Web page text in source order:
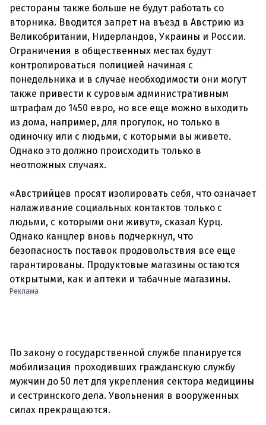
рестораны также больше не будут работать со
вторника. Вводится запрет на въезд в Австрию из
Великобритании, Нидерландов, Украины и России.
Ограничения в общественных местах будут
контролироваться полицией начиная с
понедельника и в случае необходимости они могут
также привести к суровым административным
штрафам до 1450 евро, но все еще можно выходить
из дома, например, для прогулок, но только в
одиночку или с людьми, с которыми вы живете.
Однако это должно происходить только в
неотложных случаях.
«Австрийцев просят изолировать себя, что означает
налаживание социальных контактов только с
людьми, с которыми они живут», сказал Курц.
Однако канцлер вновь подчеркнул, что
безопасность поставок продовольствия все еще
гарантированы. Продуктовые магазины остаются
Реклама
По закону о государственной службе планируется
мобилизация проходивших гражданскую службу
мужчин до 50 лет для укрепления сектора медицины
и сестринского дела. Увольнения в вооруженных
силах прекращаются.